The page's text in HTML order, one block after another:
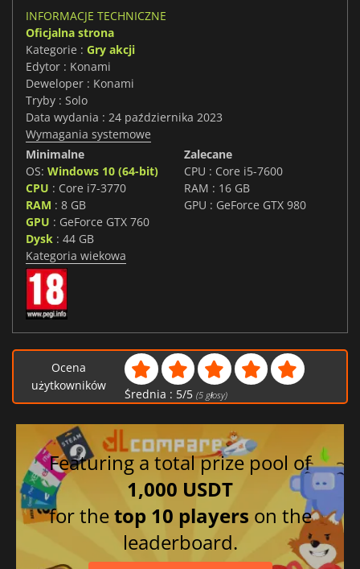
INFORMACJE TECHNICZNE
Oficjalna strona
Kategorie : Gry akcji
Edytor : Konami
Deweloper : Konami
Tryby : Solo
Data wydania : 24 października 2023
Wymagania systemowe
Minimalne
OS: Windows 10 (64-bit)
CPU : Core i7-3770
RAM : 8 GB
GPU : GeForce GTX 760
Dysk : 44 GB
Zalecane
CPU : Core i5-7600
RAM : 16 GB
GPU : GeForce GTX 980
Kategoria wiekowa
Ocena
użytkowników
Średnia : 5/5 (5głosy)
Featuring a total prize pool of
1,000 USDT
for thetop 10 players on the
leaderboard.